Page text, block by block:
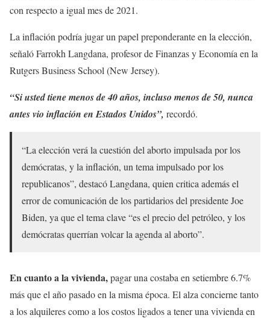
con respecto a igual mes de 2021.
La inflación podría jugar un papel preponderante en la elección,
señaló Farrokh Langdana, profesor de Finanzas y Economía en la
Rutgers Business School (New Jersey).
“Si usted tiene menos de 40 años, incluso menos de 50, nunca
antes vio inflación en Estados Unidos”, recordó.
“La elección verá la cuestión del aborto impulsada por los
demócratas, y la inflación, un tema impulsado por los
republicanos”, destacó Langdana, quien critica además el
error de comunicación de los partidarios del presidente Joe
Biden, ya que el tema clave “es el precio del petróleo, y los
demócratas querrían volcar la agenda al aborto”.
En cuanto a la vivienda,pagar una costaba en setiembre 6.7%
más que el año pasado en la misma época. El alza concierne tanto
a los alquileres como a los costos ligados a tener una vivienda en